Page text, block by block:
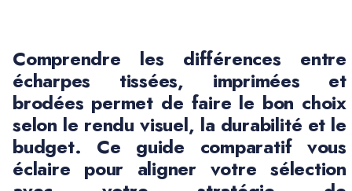
Comprendre les différences entre
écharpes tissées, imprimées et
brodées permet de faire le bon choix
selon le rendu visuel, la durabilité et le
budget. Ce guide comparatif vous
éclaire pour aligner votre sélection